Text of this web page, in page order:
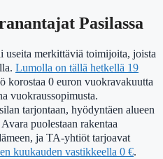
Pasilassa
merkittäviä toimijoita, joista
Lumolla on tällä hetkellä 19
korostaa 0 euron vuokravakuutta
vuokraussopimusta.
tarjontaan, hyödyntäen alueen
puolestaan rakentaa
ja TA-yhtiöt tarjoavat
kuukauden vastikkeella 0 €.